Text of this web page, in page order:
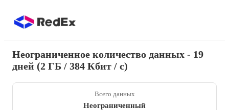
Неограниченное количество данных - 19
дней (2 ГБ / 384 Кбит / с)
Всего данных
Неограниченный